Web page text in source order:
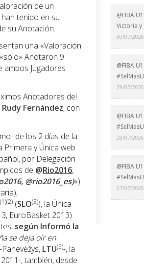
de un
tenido en su
su Anotación.
una «Valoración
Anotaron 9
ambos Jugadores
Anotadores del
Rudy Fernández, con
de los 2 días de la
Primera y Única web
por Delegación
de @Rio2016,
@rio2016_es)«)
(1)(2) (SLO(3)), la Única
EuroBasket 2013)
según Informó la
se deja oír en
-Panevėžys, LTU(5)-, la
, también, desde
@FIBA
Victoria y
30/07/2026
@FIBA
29/07/2026
@FIBA
28/07/2026
@FIBA
27/07/2026